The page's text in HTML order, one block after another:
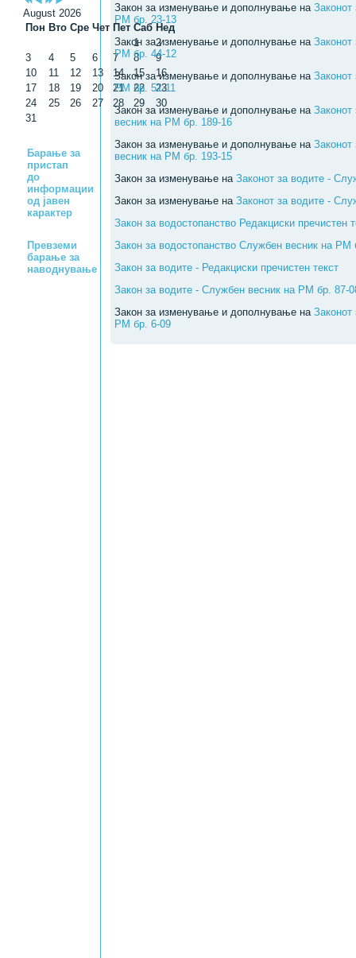
August 2026
Пон Вто Сре Чет Пет Саб Нед
1
2
3
4 5 6 7 8
9
10
11 12 13 14 15
16
17
18 19 20 21 22
23
24
25 26 27 28 29
30
31
Барање за
пристап
до
информации
од јавен
карактер
Превземи
барање за
наводнување
Закон за изменување и дополнување на
РМ бр. 23-13
Закон за изменување и дополнување на
РМ бр. 44-12
Закон за изменување и дополнување на
РМ бр. 51-11
Закон за изменување и дополнување на
весник на РМ бр. 189-16
Закон за изменување и дополнување на
весник на РМ бр. 193-15
Закон за изменување на Законот за водите -
Закон за изменување на Законот за водите -
Закон за водостопанство Редакциски пречистен
Закон за водостопанство Службен весник на РМ
Закон за водите - Редакциски пречистен текст
Закон за водите - Службен весник на РМ бр. 87-
Закон за изменување и дополнување на
РМ бр. 6-09